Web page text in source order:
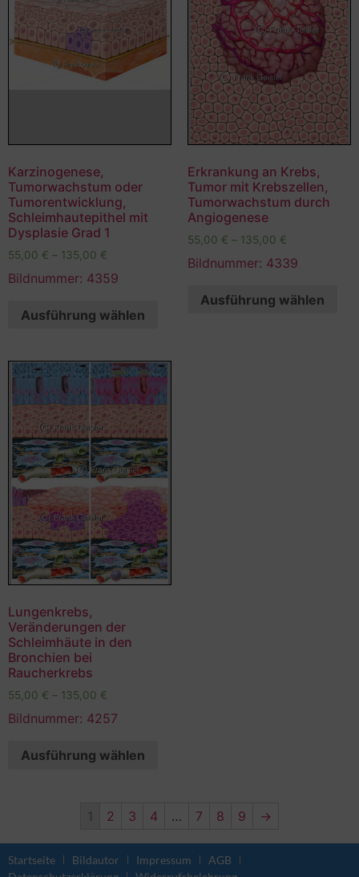
Karzinogenese,
Tumorwachstum oder
Tumorentwicklung,
Schleimhautepithel mit
Dysplasie Grad 1
55,00 € – 135,00 €
Bildnummer: 4359
Ausführung wählen
Erkrankung an Krebs,
Tumor mit Krebszellen,
Tumorwachstum durch
Angiogenese
55,00 € – 135,00 €
Bildnummer: 4339
Ausführung wählen
Lungenkrebs,
Veränderungen der
Schleimhäute in den
Bronchien bei
Raucherkrebs
55,00 € – 135,00 €
Bildnummer: 4257
Ausführung wählen
1 2 3 4 … 7 8 9 →
Startseite Bildautor Impressum
AGB